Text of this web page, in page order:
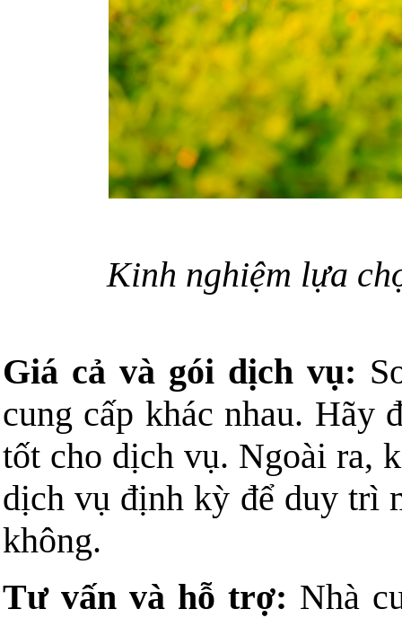
Kinh nghiệm lựa
Giá cả và gói dịch vụ:
cung cấp khác nhau. Hãy
tốt cho dịch vụ. Ngoài ra,
dịch vụ định kỳ để duy trì
không.
Tư vấn và hỗ trợ: Nhà